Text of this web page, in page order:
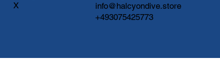
X
info@halcyondive.store
+493075425773